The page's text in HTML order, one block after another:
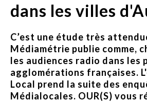
dans les villes
C’est une étude très
Médiamétrie publie comme,
les audiences radio dans les
agglomérations françaises.
Local prend la suite des
Médialocales. OUR(S) vous